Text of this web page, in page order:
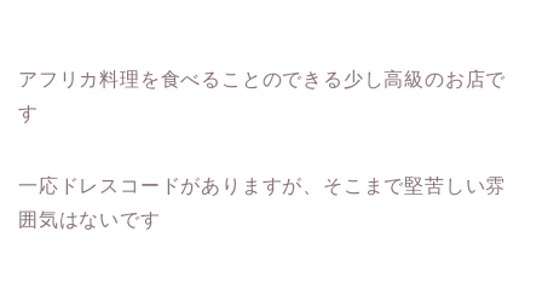
アフリカ料理を食べることのできる少し高級のお店で
す
一応ドレスコードがありますが、そこまで堅苦しい雰
囲気はないです